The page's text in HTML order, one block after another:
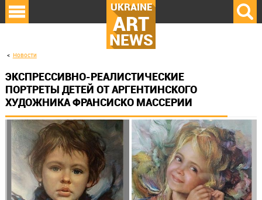
UKRAINE
ART
NEWS
Новости
ЭКСПРЕССИВНО-РЕАЛИСТИЧЕСКИЕ
ПОРТРЕТЫ ДЕТЕЙ ОТ АРГЕНТИНСКОГО
ХУДОЖНИКА ФРАНСИСКО МАССЕРИИ